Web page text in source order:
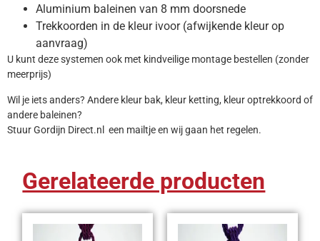
Aluminium baleinen van 8 mm doorsnede
Trekkoorden in de kleur ivoor (afwijkende kleur op
aanvraag)
U kunt deze systemen ook met kindveilige montage bestellen (zonder
meerprijs)
Wil je iets anders? Andere kleur bak, kleur ketting, kleur optrekkoord of
andere baleinen?
Stuur Gordijn Direct.nl een mailtje en wij gaan het regelen.
Gerelateerde producten